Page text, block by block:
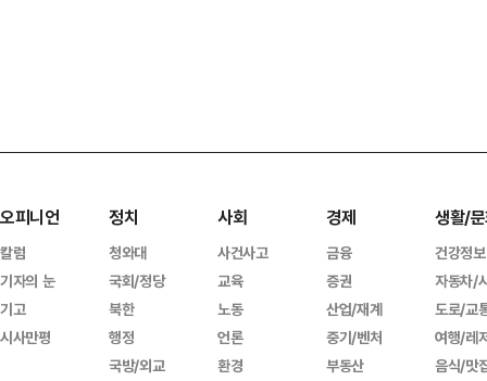
오피니언
칼럼
기자의 눈
기고
시사만평
정치
청와대
국회/정당
북한
행정
국방/외교
사회
사건사고
교육
노동
언론
환경
경제
금융
증권
산업/재계
중기/벤처
부동산
생활/
건강정보
자동차/
도로/교
여행/레
음식/맛